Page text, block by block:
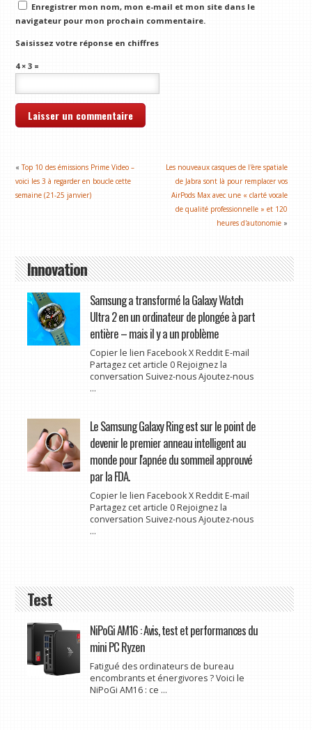
Enregistrer mon nom, mon e-mail et mon site dans le
navigateur pour mon prochain commentaire.
Saisissez votre réponse en chiffres
4 × 3 =
«Top 10 des émissions Prime Video –
voici les 3 à regarder en boucle cette
semaine (21-25 janvier)
Les nouveaux casques de l'ère spatiale
de Jabra sont là pour remplacer vos
AirPods Max avec une « clarté vocale
de qualité professionnelle » et 120
heures d'autonomie »
Innovation
Samsung a transformé la Galaxy Watch
Ultra 2 en un ordinateur de plongée à part
entière – mais il y a un problème
Copier le lien Facebook X Reddit E-mail
Partagez cet article 0 Rejoignez la
conversation Suivez-nous Ajoutez-nous
...
Le Samsung Galaxy Ring est sur le point de
devenir le premier anneau intelligent au
monde pour l'apnée du sommeil approuvé
par la FDA.
Copier le lien Facebook X Reddit E-mail
Partagez cet article 0 Rejoignez la
conversation Suivez-nous Ajoutez-nous
...
Test
NiPoGi AM16 : Avis, test et performances du
mini PC Ryzen
Fatigué des ordinateurs de bureau
encombrants et énergivores ? Voici le
NiPoGi AM16 : ce ...